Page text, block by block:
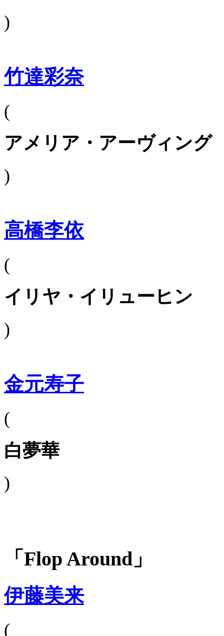
)
竹達彩奈
(
アメリア・アーヴィング
)
高橋李依
(
イリヤ・イリューヒン
)
金元寿子
(
白夢華
)
「Flop Around」
伊藤美来
(